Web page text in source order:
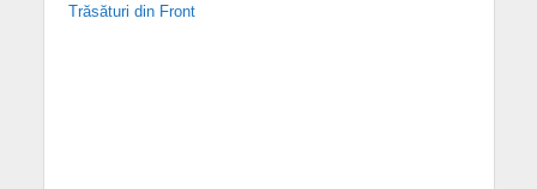
Trăsături din Front